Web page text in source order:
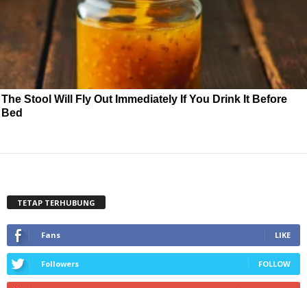
The Stool Will Fly Out Immediately If You Drink It Before
Bed
TETAP TERHUBUNG
Fans LIKE
Followers FOLLOW